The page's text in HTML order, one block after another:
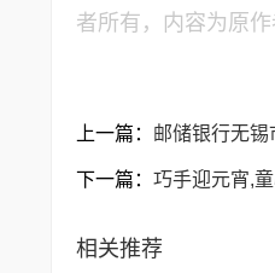
者所有，内容为原
上一篇： 邮储银行无
下一篇： 巧手迎元宵,
相关推荐